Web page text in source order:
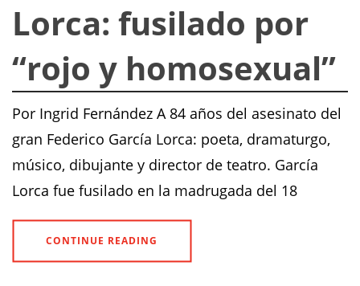
Lorca: fusilado por
“rojo y homosexual”
Por Ingrid Fernández A 84 años del asesinato del
gran Federico García Lorca: poeta, dramaturgo,
músico, dibujante y director de teatro. García
Lorca fue fusilado en la madrugada del 18
CONTINUE READING